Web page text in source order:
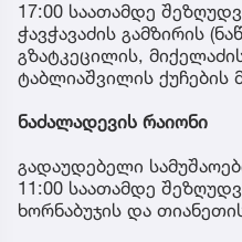
17:00 საათამდე
ჭავჭავაძის გამზირის
გზატკეცილის,
ტაბლიაშვილის ქუჩების
ნაძალადევის რაიონი
გადაუდებელი
11:00 საათამდე
ხორნაბუჯის და